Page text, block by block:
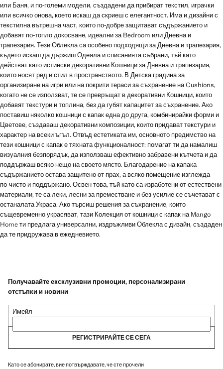
или Баня, и по‑големи модели, създадени да прибират текстил, играчки
или всичко онова, което искаш да скриеш с елегантност. Има и дизайни с
текстилна вътрешна част, които по‑добре защитават съдържанието и
добавят по‑топло докосване, идеални за Bedroom или Дневна и
трапезария. Тези Облекла са особено подходящи за Дневна и трапезария,
където искаш да държиш Одеяла и списанията събрани, тъй като
действат като истински декоративни Кошници за Дневна и трапезария,
които носят ред и стил в пространството. В Детска градина за
организиране на игри или на покрити тераси за съхранение на Cushions,
когато не се използват, те се превръщат в декоративни Кошници, които
добавят текстури и топлина, без да губят капацитет за съхранение. Ако
поставиш няколко кошници с капак една до друга, комбинирайки форми и
Цветове, създаваш декоративни композиции, които придават текстури и
характер на всеки ъгъл. Отвъд естетиката им, основното предимство на
тези кошници с капак е тяхната функционалност: помагат ти да намалиш
визуалния безпорядък, да използваш ефективно забравени кътчета и да
поддържаш всяко нещо на своето място. Благодарение на капака
съдържанието остава защитено от прах, а всяко помещение изглежда
по‑чисто и поддържано. Освен това, тъй като са изработени от естествени
материали, те са леки, лесни за преместване и без усилие се съчетават с
останалата Украса. Ако търсиш решения за съхранение, които
същевременно украсяват, тази Колекция от кошници с капак на Mango
Home ти предлага универсални, издръжливи Облекла с дизайн, създаден
да те придружава в ежедневието.
Получавайте ексклузивни промоции, персонализирани
отстъпки и новини
Имейл
РЕГИСТРИРАЙТЕ СЕ СЕГА
Като се абонирате, вие потвърждавате, че сте прочели